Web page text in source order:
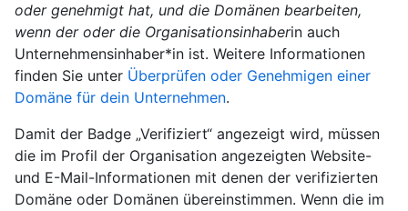
oder genehmigt hat, und die Domänen bearbeiten,
wenn der oder die Organisationsinhaberin auch
Unternehmensinhaber*in ist. Weitere Informationen
finden Sie unter Überprüfen oder Genehmigen einer
Domäne für dein Unternehmen.
Damit der Badge „Verifiziert“ angezeigt wird, müssen
die im Profil der Organisation angezeigten Website-
und E-Mail-Informationen mit denen der verifizierten
Domäne oder Domänen übereinstimmen. Wenn die im